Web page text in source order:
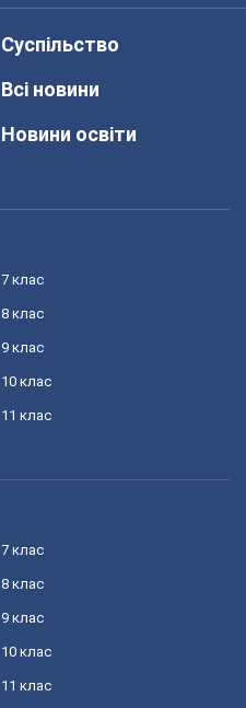
Суспільство
Всі новини
Новини освіти
7 клас
8 клас
9 клас
10 клас
11 клас
7 клас
8 клас
9 клас
10 клас
11 клас